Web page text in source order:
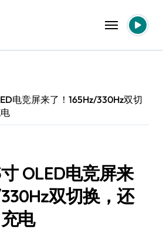
电竞屏来了！165Hz/330Hz双切
OLED电竞屏来
双切换，还
电